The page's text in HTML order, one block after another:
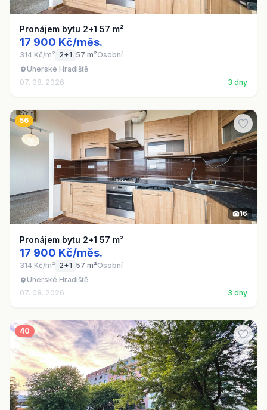
Pronájem bytu 2+1 57 m²
17 900 Kč/měs.
314 Kč/m² 2+1 57 m²Osobní
Uherské Hradiště
07. 08. 2026
3 dny
56
16
Pronájem bytu 2+1 57 m²
17 900 Kč/měs.
314 Kč/m² 2+1 57 m²Osobní
Uherské Hradiště
07. 08. 2026
3 dny
40